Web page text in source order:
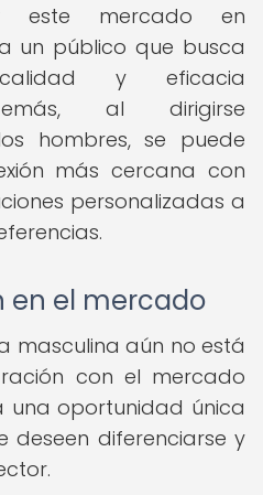
este mercado en
un público que busca
y eficacia
al dirigirse
hombres, se puede
más cercana con
personalizadas a
en el mercado
masculina aún no está
con el mercado
una oportunidad única
diferenciarse y